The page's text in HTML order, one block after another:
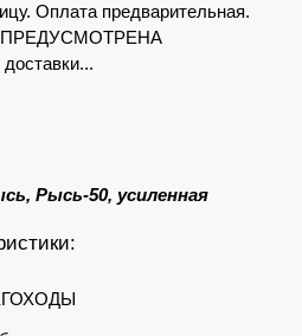
Оплата предварительная.
ПРЕДУСМОТРЕНА
Рысь-50, усиленная